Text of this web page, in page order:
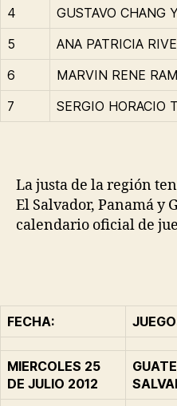
4
GUSTAVO CHANG
5
ANA PATRICIA
6
MARVIN RENE
7
SERGIO HORACIO
La justa de la región
El Salvador, Panamá y
calendario oficial de
FECHA:
MIERCOLES 25
DE JULIO 2012